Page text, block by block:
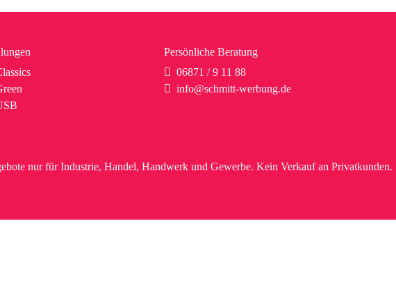
Persönliche Beratung
06871 / 9 11 88
info@schmitt-werbung.de
nur für Industrie, Handel, Handwerk und Gewerbe. Kein Verkauf an Privatkunden.